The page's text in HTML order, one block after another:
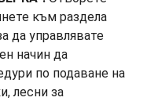
към раздела
да управлявате
начин да
по подаване на
лесни за